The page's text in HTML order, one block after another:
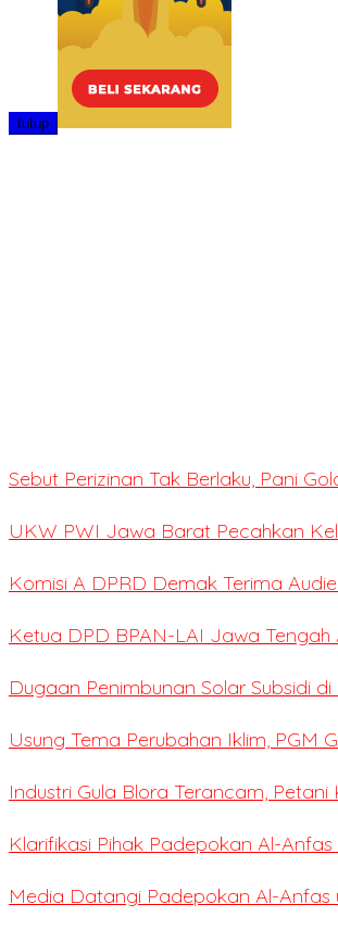
tutup
Sebut Perizinan Tak Berlaku, Pani
UKW PWI Jawa Barat Pecahkan
Komisi A DPRD Demak Terima
Ketua DPD BPAN-LAI Jawa
Dugaan Penimbunan Solar Subsidi
Usung Tema Perubahan Iklim, PGM
Industri Gula Blora Terancam,
Klarifikasi Pihak Padepokan Al-
Media Datangi Padepokan Al-Anfas